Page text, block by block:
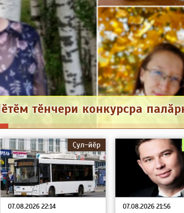
тӗнчери конкурсра
07.08.2026 22:14
Ҫул-йӗр
07.08.2026 21:56